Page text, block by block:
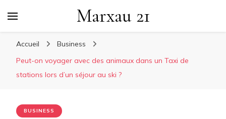
Marxau 21
Accueil
Business
Peut-on voyager avec des animaux dans un Taxi de
stations lors d’un séjour au ski ?
BUSINESS